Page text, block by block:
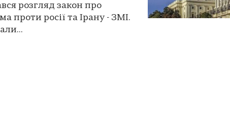
розгляд закон про
проти росії та Ірану - ЗМІ.